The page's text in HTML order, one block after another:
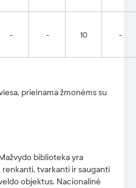
- - 10 -
prieinama žmonėms su
biblioteka yra
tvarkanti ir sauganti
objektus. Nacionalinė